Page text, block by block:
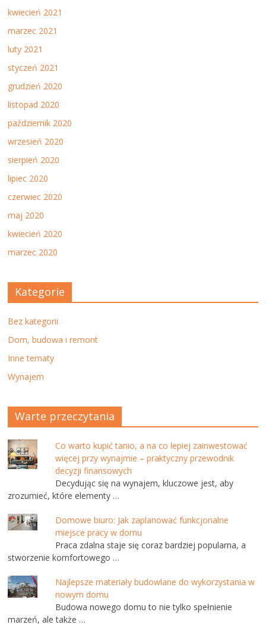
kwiecień 2021
marzec 2021
luty 2021
styczeń 2021
grudzień 2020
listopad 2020
październik 2020
wrzesień 2020
sierpień 2020
lipiec 2020
czerwiec 2020
maj 2020
kwiecień 2020
marzec 2020
Kategorie
Bez kategorii
Dom, budowa i remont
Inne tematy
Wynajem
Warte przeczytania
Co warto kupić tanio, a na co lepiej zainwestować
więcej przy wynajmie – praktyczny przewodnik
decyzji finansowych
Decydując się na wynajem, kluczowe jest, aby
zrozumieć, które elementy …
Domowe biuro: Jak zaplanować funkcjonalne
miejsce pracy w domu
Praca zdalna staje się coraz bardziej popularna, a
stworzenie komfortowego …
Najlepsze materiały budowlane do wykorzystania w
nowym domu
Budowa nowego domu to nie tylko spełnienie
marzeń, ale także …